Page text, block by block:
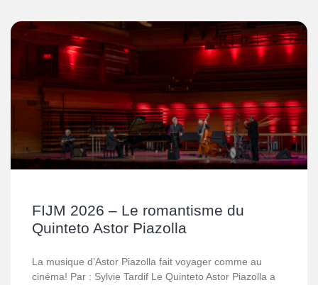
FIJM 2026 – Le romantisme du
Quinteto Astor Piazolla
La musique d’Astor Piazolla fait voyager comme au
cinéma! Par : Sylvie Tardif Le Quinteto Astor Piazolla a